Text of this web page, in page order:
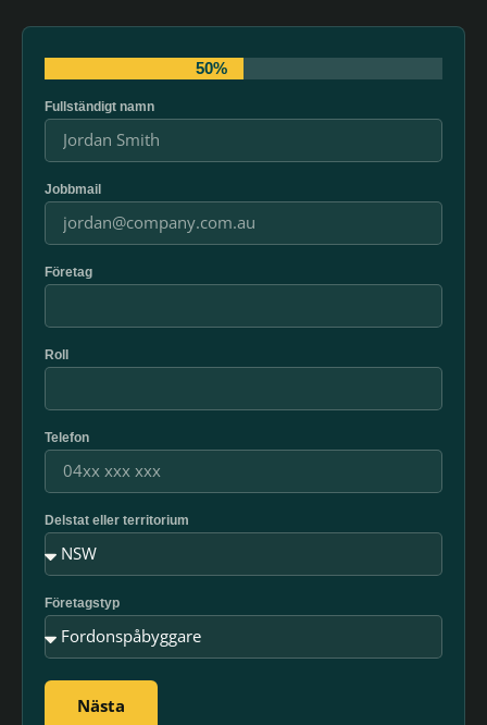
50%
Fullständigt namn
Jobbmail
Företag
Roll
Telefon
Delstat eller territorium
Företagstyp
Nästa